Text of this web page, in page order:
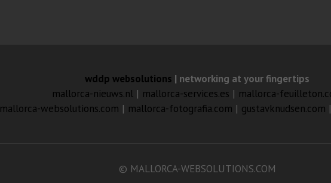
wddp websolutions | networking at your fingertips
mallorca-nieuws.nl| mallorca-services.es | mallorca-
mallorca-websolutions.com | mallorca-fotografia.com | gustavknudsen.com |
© MALLORCA-WEBSOLUTIONS.COM